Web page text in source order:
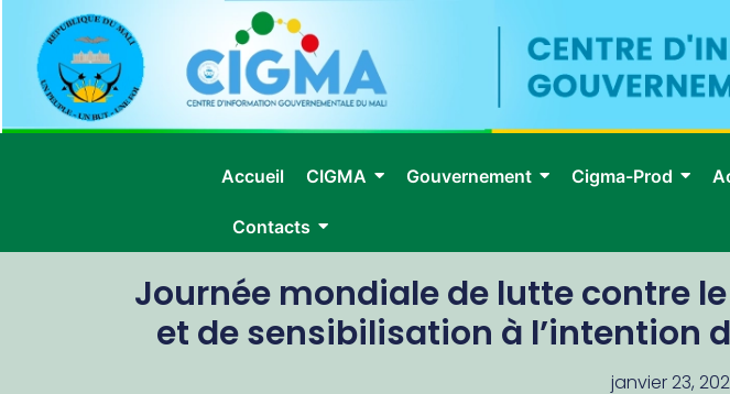
Accueil CIGMA Gouvernement Cigma-Prod
Contacts
Journée mondiale de lutte contre
et de sensibilisation à l’intention
janvier 23,